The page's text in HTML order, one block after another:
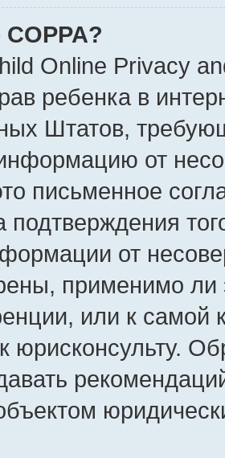
Online Privacy
ребенка в
Штатов,
от
письменное
подтверждения
от
применимо ли
или к самой